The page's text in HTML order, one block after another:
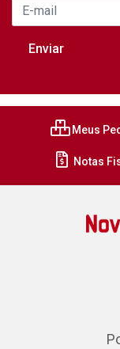
Meus
Notas